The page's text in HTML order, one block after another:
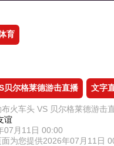
育
贝尔格莱德游击直播 文字
布火车头 VS 贝尔格莱德游击
谊
07月11日 00:00
面为您提供2026年07月11日